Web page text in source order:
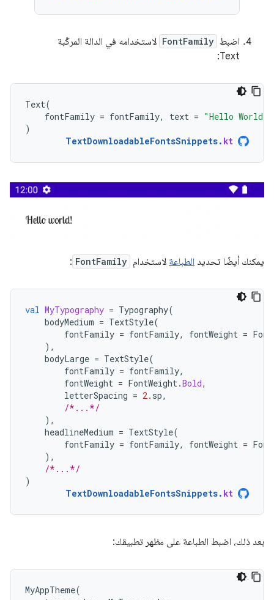
اضبط FontFamily لاستخدامه في الدالة المركّبة
Text:
Text(
fontFamily = fontFamily, text = "Hello World!"
)
TextDownloadableFontsSnippets. kt
يمكنك أيضًا تحديد الطباعة لاستخدام FontFamily
:
val MyTypography = Typography(
bodyMedium = TextStyle(
fontFamily = fontFamily, fontWeight =
),
bodyLarge = TextStyle(
fontFamily = fontFamily,
fontWeight = FontWeight .Bold,
letterSpacing = 2. sp,
/*...*/
),
headlineMedium = TextStyle(
fontFamily = fontFamily, fontWeight =
),
/*...*/
)
TextDownloadableFontsSnippets. kt
بعد ذلك، اضبط الطباعة على مظهر تطبيقك:
MyAppTheme(